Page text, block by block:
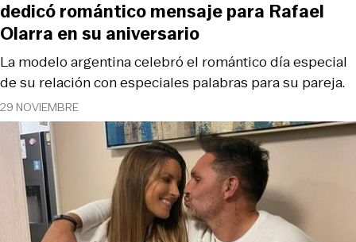
29 NOVIEMBRE
La modelo argentina celebró el romántico día especial
de su relación con especiales palabras para su pareja.
dedicó romántico mensaje para Rafael
Olarra en su aniversario